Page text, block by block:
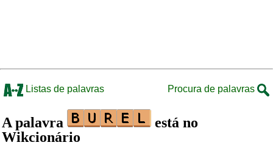
Listas de palavras Procura de palavras
A palavra
está no
Wikcionário